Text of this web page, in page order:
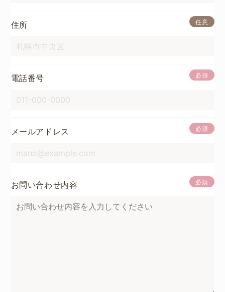
住所 任意
電話番号 必須
メールアドレス 必須
お問い合わせ内容 必須